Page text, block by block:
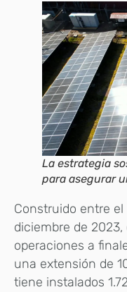
La estrategia
para asegurar
Construido entre
diciembre de
operaciones a
una extensión de
tiene instalados